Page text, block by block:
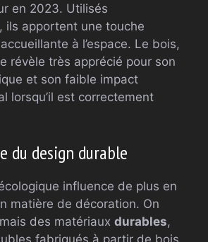
en 2023. Utilisés
ils apportent une touche
à l’espace. Le bois,
révèle très apprécié pour son
et son faible impact
lorsqu’il est correctement
du design durable
influence de plus en
matière de décoration. On
des matériaux durables,